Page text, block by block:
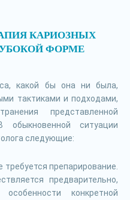
КАРИОЗНЫХ
ФОРМЕ
какой бы она ни была,
тактиками и подходами,
представленной
обыкновенной ситуации
следующие:
требуется препарирование.
предварительно,
конкретной